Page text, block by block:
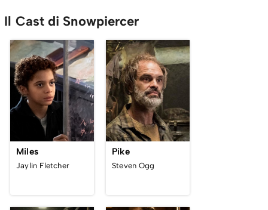
Il Cast di Snowpiercer
Miles
Jaylin Fletcher
Pike
Steven Ogg